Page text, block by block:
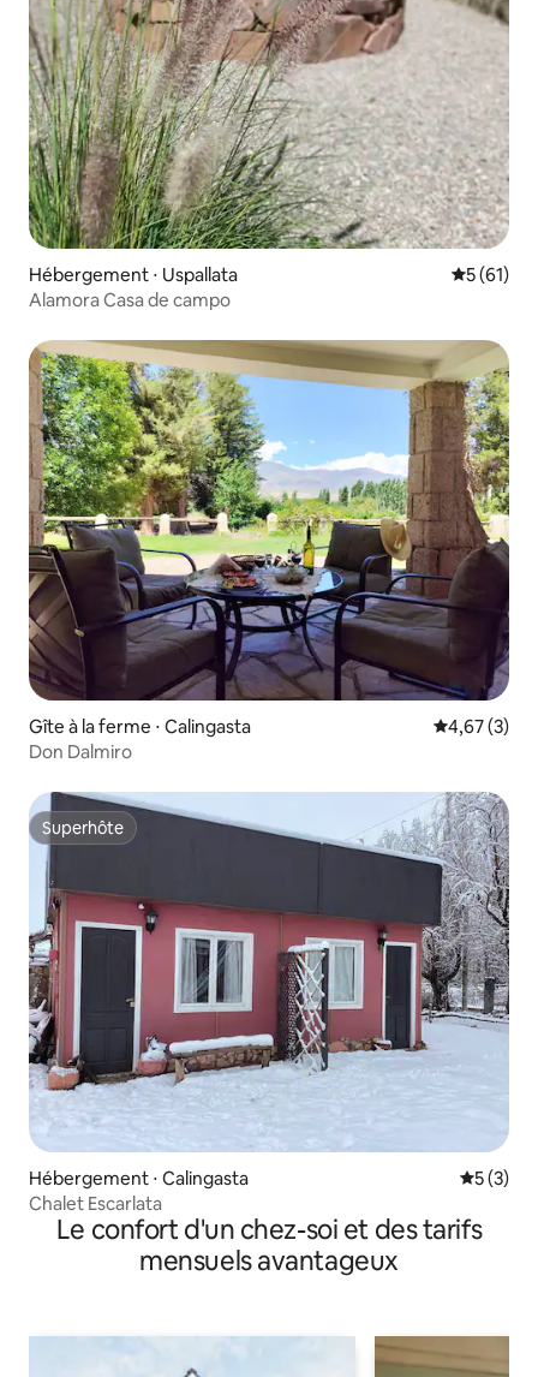
Hébergement ⋅ Uspallata
5 (61)
Alamora Casa de campo
Gîte à la ferme ⋅ Calingasta Évaluation
4,67 (3)
Don Dalmiro
Superhôte
Superhôte
Hébergement ⋅ Calingasta
5 (3)
Chalet Escarlata
Le confort d'un chez-soi et des tarifs
mensuels avantageux